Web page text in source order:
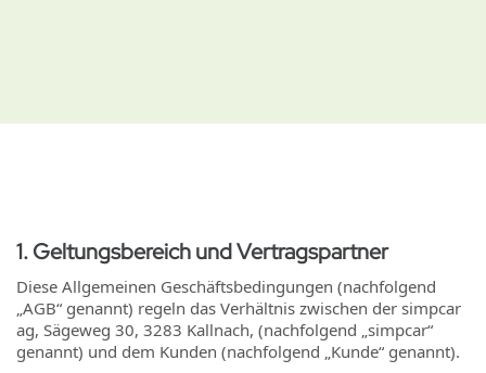
1.Geltungsbereich und Vertragspartner
Diese Allgemeinen Geschäftsbedingungen (nachfolgend
„AGB“ genannt) regeln das Verhältnis zwischen der simpcar
ag, Sägeweg 30, 3283 Kallnach, (nachfolgend „simpcar“
genannt) und dem Kunden (nachfolgend „Kunde“ genannt).